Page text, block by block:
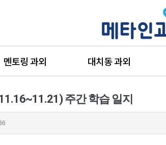
멘토링 과외 대치동 과외
주간 학습 일지